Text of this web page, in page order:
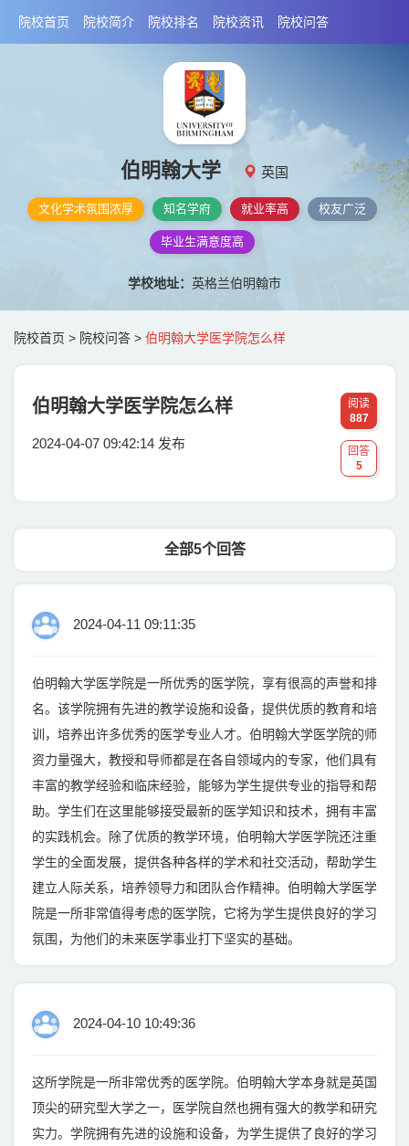
院校首页 院校简介 院校排名 院校资讯 院校问答
伯明翰大学 英国
文化学术氛围浓厚 知名学府 就业率高 校友广泛
毕业生满意度高
学校地址： 英格兰伯明翰市
院校首页 > 院校问答 > 伯明翰大学医学院怎么样
阅读
887
回答
5
伯明翰大学医学院怎么样
2024-04-07 09:42:14 发布
全部5个回答
2024-04-11 09:11:35
伯明翰大学医学院是一所优秀的医学院，享有很高的声誉和排
名。该学院拥有先进的教学设施和设备，提供优质的教育和培
训，培养出许多优秀的医学专业人才。伯明翰大学医学院的师
资力量强大，教授和导师都是在各自领域内的专家，他们具有
丰富的教学经验和临床经验，能够为学生提供专业的指导和帮
助。学生们在这里能够接受最新的医学知识和技术，拥有丰富
的实践机会。除了优质的教学环境，伯明翰大学医学院还注重
学生的全面发展，提供各种各样的学术和社交活动，帮助学生
建立人际关系，培养领导力和团队合作精神。伯明翰大学医学
院是一所非常值得考虑的医学院，它将为学生提供良好的学习
氛围，为他们的未来医学事业打下坚实的基础。
2024-04-10 10:49:36
这所学院是一所非常优秀的医学院。伯明翰大学本身就是英国
顶尖的研究型大学之一，医学院自然也拥有强大的教学和研究
实力。学院拥有先进的设施和设备，为学生提供了良好的学习